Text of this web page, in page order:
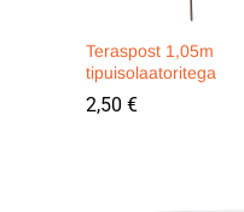
Teraspost 1,05m
tipuisolaatoritega
2,50 €
2,50 €